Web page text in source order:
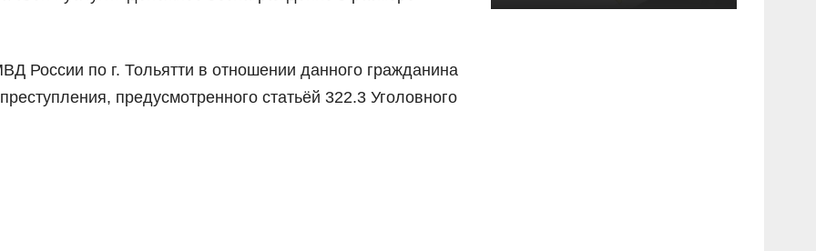
по г. Тольятти в отношении данного гражданина
предусмотренного статьёй 322.3 Уголовного